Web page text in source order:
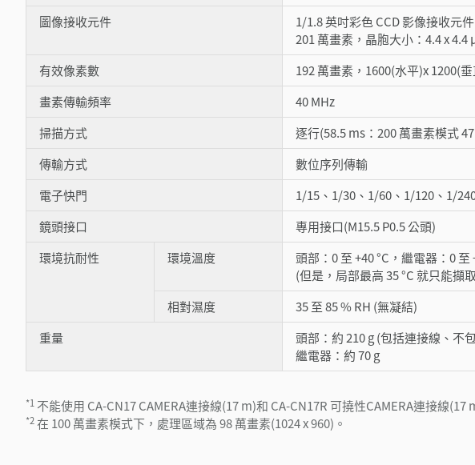
圖像接收元件
1/1.8 英吋彩色 CCD 影像接收元
201 萬畫素，晶胞大小：4.4 x 4.4
有效像素數
192 萬畫素，1600(水平)x 1200(
畫素傳輸頻率
40 MHz
掃描方式
逐行(58.5 ms：200 萬畫素模式
傳輸方式
數位序列傳輸
電子快門
1/15、1/30、1/60、1/120、1/
鏡頭接口
專用接口(M15.5 P0.5 公頭)
環境抗耐性
環境溫度
頭部：0 至 +40 °C，繼電器：0 至
(但是，局部最高 35 °C 就只能擷
相對濕度
35 至 85 % RH (無凝結)
重量
頭部：約 210 g (包括連接線、不
繼電器：約 70 g
*1 不能使用 CA-CN17 CAMERA連接線(17 m)和 CA-CN17R 可撓性CAMERA連接線(17
*2在 100 萬畫素模式下，處理區域為 98 萬畫素(1024 x 960)。